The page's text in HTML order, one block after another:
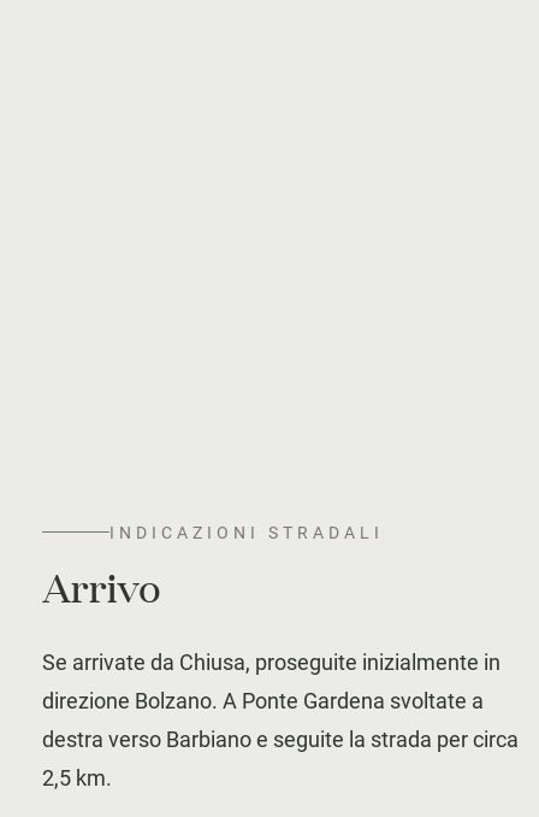
INDICAZIONI STRADALI
Arrivo
Se arrivate da Chiusa, proseguite inizialmente in
direzione Bolzano. A Ponte Gardena svoltate a
destra verso Barbiano e seguite la strada per circa
2,5 km.